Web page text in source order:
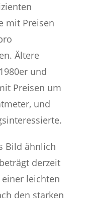
mit Preisen
Ältere
und
Preisen um
und
Bild ähnlich
derzeit
leichten
den starken